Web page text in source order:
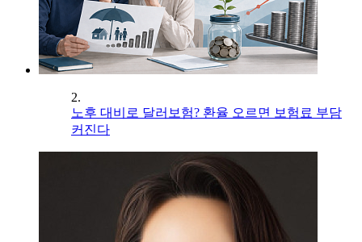
2.
노후 대비로 달러보험? 환율 오르면 보험료 부담
커진다